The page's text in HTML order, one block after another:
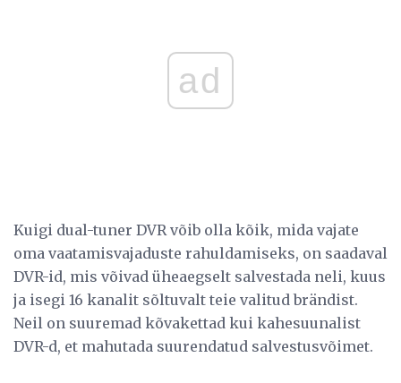
ad
Kuigi dual-tuner DVR võib olla kõik, mida vajate
oma vaatamisvajaduste rahuldamiseks, on saadaval
DVR-id, mis võivad üheaegselt salvestada neli, kuus
ja isegi 16 kanalit sõltuvalt teie valitud brändist.
Neil on suuremad kõvakettad kui kahesuunalist
DVR-d, et mahutada suurendatud salvestusvõimet.